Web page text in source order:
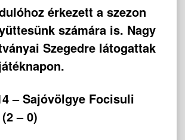
érkezett a szezon
számára is. Nagy
Szegedre látogattak
– Sajóvölgye Focisuli
– 0)